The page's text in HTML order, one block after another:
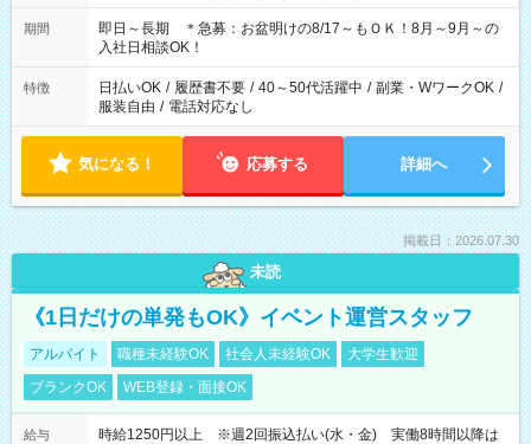
期間
即日～長期 ＊急募：お盆明けの8/17～もＯＫ！8月～9月～の
入社日相談OK！
特徴 日払いOK / 履歴書不要 / 40～50代活躍中 / 副業・WワークOK /
服装自由 / 電話対応なし
気になる！ 応募する 詳細へ
掲載日：2026.07.30
未読
《1日だけの単発もOK》イベント運営スタッフ
アルバイト 職種未経験OK 社会人未経験OK
大学生歓迎
ブランクOK
WEB登録・面接OK
給与
時給1250円以上 ※週2回振込払い(水・金) 実働8時間以降は